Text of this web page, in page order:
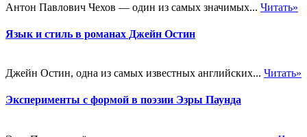
Антон Павлович Чехов — один из самых значимых... Читать»
Язык и стиль в романах Джейн Остин
Джейн Остин, одна из самых известных английских... Читать»
Эксперименты с формой в поэзии Эзры Паунда